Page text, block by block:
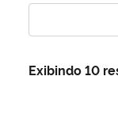
Ministério da
Exibindo 10